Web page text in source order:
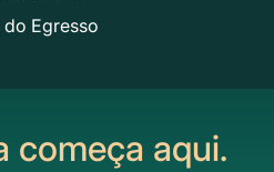
do Egresso
começa aqui.